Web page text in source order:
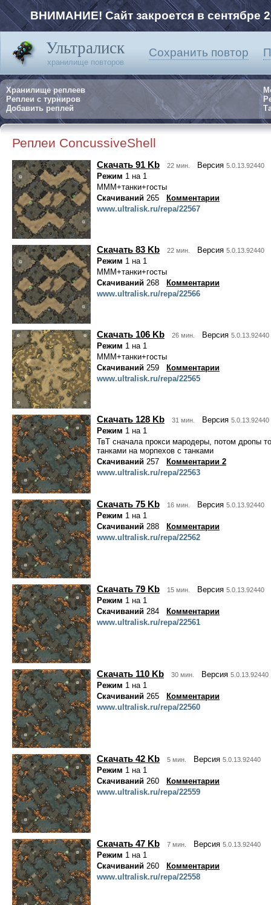
ВНИМАНИЕ! Сайт закроется в сентябре
Ультралиск
хранилище повторов
Сохранить повтор
Хранилище реплеев
Реплеи с турниров
Добавить реплей
Реплеи ConcussiveShell
Скачать 91 Kb 22 мин. Версия 5.0.13.92440
Режим 1 на 1
МММ+танки+госты
Скачиваний 265
Комментарии
www.ultralisk.ru/repa/22567
Скачать 83 Kb 22 мин. Версия 5.0.13.92440
Режим 1 на 1
МММ+танки+госты
Скачиваний 268
Комментарии
www.ultralisk.ru/repa/22566
Скачать 106 Kb 26 мин. Версия 5.0.13.92440
Режим 1 на 1
МММ+танки+госты
Скачиваний 259
Комментарии
www.ultralisk.ru/repa/22565
Скачать 128 Kb 31 мин. Версия 5.0.13.92440
Режим 1 на 1
ТвТ сначала прокси мародеры, потом дропы
танками на морпехов с танками
Скачиваний 257
Комментарии 2
www.ultralisk.ru/repa/22563
Скачать 75 Kb 16 мин. Версия 5.0.13.92440
Режим 1 на 1
Скачиваний 288
Комментарии
www.ultralisk.ru/repa/22562
Скачать 79 Kb 15 мин. Версия 5.0.13.92440
Режим 1 на 1
Скачиваний 284
Комментарии
www.ultralisk.ru/repa/22561
Скачать 110 Kb 30 мин. Версия 5.0.13.92440
Режим 1 на 1
Скачиваний 265
Комментарии
www.ultralisk.ru/repa/22560
Скачать 42 Kb 5 мин. Версия 5.0.13.92440
Режим 1 на 1
Скачиваний 260
Комментарии
www.ultralisk.ru/repa/22559
Скачать 47 Kb 7 мин. Версия 5.0.13.92440
Режим 1 на 1
Скачиваний 260
Комментарии
www.ultralisk.ru/repa/22558